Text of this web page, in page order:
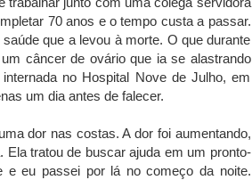
70 anos e o tempo custa a passar.
que a levou à morte. O que durante
câncer de ovário que ia se alastrando
no Hospital Nove de Julho, em
um dia antes de falecer.
dor nas costas. A dor foi aumentando,
Ela tratou de buscar ajuda em um pronto-
e eu passei por lá no começo da noite.